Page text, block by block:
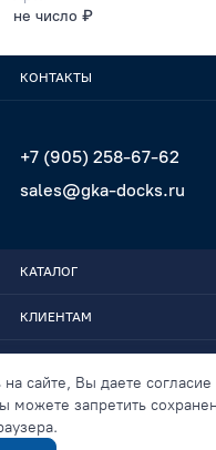
не число ₽
КОНТАКТЫ
+7 (905) 258-67-62
sales@gka-docks.ru
КАТАЛОГ
КЛИЕНТАМ
СВЯЗАТЬСЯ
на сайте, Вы даете согласие
можете запретить